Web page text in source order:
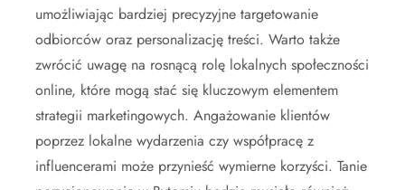
umożliwiając bardziej precyzyjne targetowanie
odbiorców oraz personalizację treści. Warto także
zwrócić uwagę na rosnącą rolę lokalnych społeczności
online, które mogą stać się kluczowym elementem
strategii marketingowych. Angażowanie klientów
poprzez lokalne wydarzenia czy współpracę z
influencerami może przynieść wymierne korzyści. Tanie